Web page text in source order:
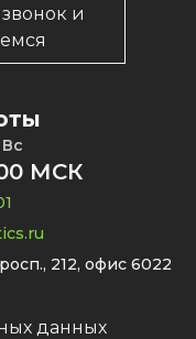
и
МСК
212, офис 6022
данных